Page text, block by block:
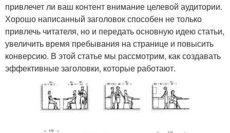
привлечет ли ваш контент внимание целевой аудитории.
Хорошо написанный заголовок способен не только
привлечь читателя, но и передать основную идею статьи,
увеличить время пребывания на странице и повысить
конверсию. В этой статье мы рассмотрим, как создавать
эффективные заголовки, которые работают.